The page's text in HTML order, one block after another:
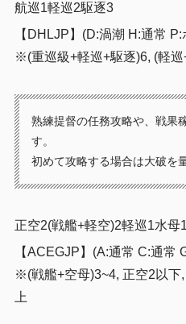
航巡1軽巡2駆逐3
【DHLJP】(D:渦潮 H:通常 P:
※(重巡級+軽巡+駆逐)6, (軽
熟練提督の任務攻略や、戦果
す。
初めて攻略する場合は大破を
正空2(戦艦+軽空)2軽巡1水母
【ACEGJP】(A:通常 C:通常
※(戦艦+空母)3~4, 正空2以下
上